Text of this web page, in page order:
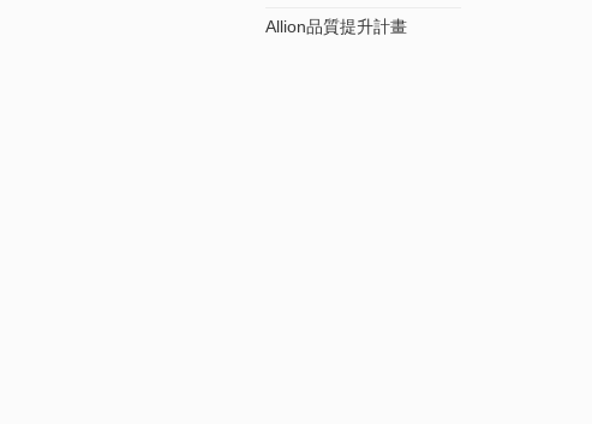
Allion品質提升計畫